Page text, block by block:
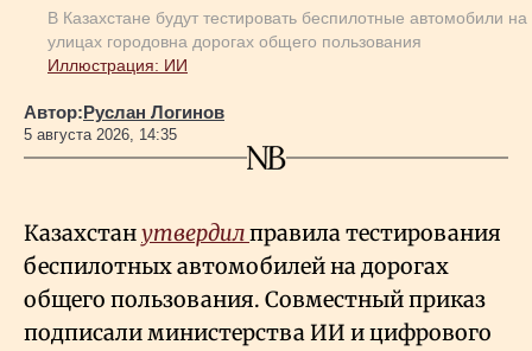
В Казахстане будут тестировать беспилотные автомобили на
улицах городовна дорогах общего пользования
Иллюстрация: ИИ
Автор:Руслан Логинов
5 августа 2026, 14:35
Казахстанутвердилправила тестирования
беспилотных автомобилей на дорогах
общего пользования. Совместный приказ
подписали министерства ИИ и цифрового